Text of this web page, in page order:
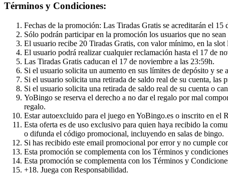
Términos y Condiciones:
Fechas de la promoción: Las Tiradas Gratis se acreditarán el 15
Sólo podrán participar en la promoción los usuarios que no
El usuario recibe 20 Tiradas Gratis, con valor mínimo, en la slot
El usuario podrá realizar cualquier reclamación hasta el 17 de
Las Tiradas Gratis caducan el 17 de noviembre a las 23:59h.
Si el usuario solicita un aumento en sus límites de depósito y
Si el usuario solicita una retirada de saldo real de su cuenta, las
Si el usuario solicita una retirada de saldo real de su cuenta o
YoBingo se reserva el derecho a no dar el regalo por mal
regalo.
Estar autoexcluido para el juego en YoBingo.es o inscrito en
Esta oferta es de uso exclusivo para quien haya recibido la
o difunda el código promocional, incluyendo en salas de bingo.
Si has recibido este email promocional por error y no cumple
Esta promoción se complementa con los Términos y
Esta promoción se complementa con los Términos y
+18. Juega con Responsabilidad.